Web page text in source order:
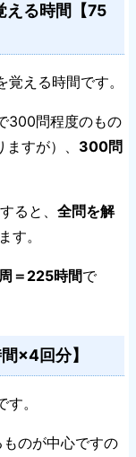
える時間【75
える時間です。
300問程度のもの
すが）、 300問
ると、 全問を解
す。
＝225時間で
×4回分】
。
のが中心ですの